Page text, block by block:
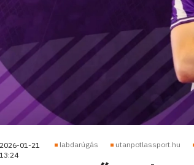
2026-01-21
13:24
labdarúgás utanpotlassport.hu